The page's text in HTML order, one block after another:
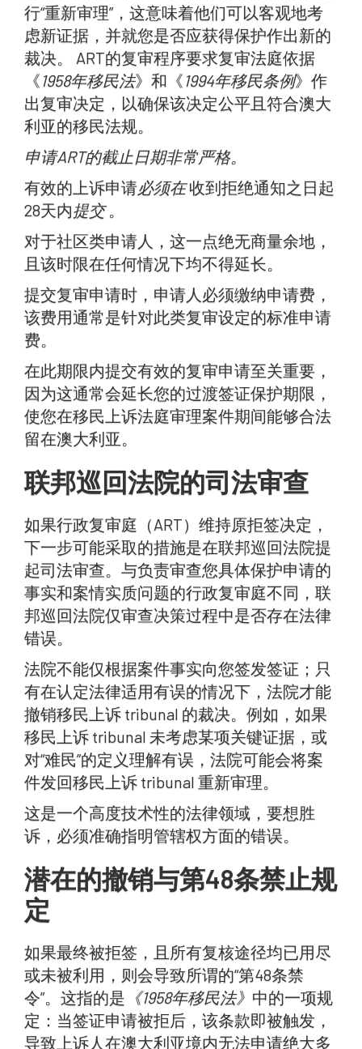
行“重新审理”，这意味着他们可以客观地考
虑新证据，并就您是否应获得保护作出新的
裁决。 ART的复审程序要求复审法庭依据
《 1958年移民法》和《 1994年移民条例》作
出复审决定，以确保该决定公平且符合澳大
利亚的移民法规。
申请ART的截止日期非常严格。
有效的上诉申请必须在收到拒绝通知之日起
28天内提交。
对于社区类申请人，这一点绝无商量余地，
且该时限在任何情况下均不得延长。
提交复审申请时，申请人必须缴纳申请费，
该费用通常是针对此类复审设定的标准申请
费。
在此期限内提交有效的复审申请至关重要，
因为这通常会延长您的过渡签证保护期限，
使您在移民上诉法庭审理案件期间能够合法
留在澳大利亚。
联邦巡回法院的司法审查
如果行政复审庭（ART）维持原拒签决定，
下一步可能采取的措施是在联邦巡回法院提
起司法审查。与负责审查您具体保护申请的
事实和案情实质问题的行政复审庭不同，联
邦巡回法院仅审查决策过程中是否存在法律
错误。
法院不能仅根据案件事实向您签发签证；只
有在认定法律适用有误的情况下，法院才能
撤销移民上诉 tribunal 的裁决。例如，如果
移民上诉 tribunal 未考虑某项关键证据，或
对“难民”的定义理解有误，法院可能会将案
件发回移民上诉 tribunal 重新审理。
这是一个高度技术性的法律领域，要想胜
诉，必须准确指明管辖权方面的错误。
潜在的撤销与第48条禁止规
定
如果最终被拒签，且所有复核途径均已用尽
或未被利用，则会导致所谓的“第48条禁
令”。这指的是 《1958年移民法》 中的一项规
定：当签证申请被拒后，该条款即被触发，
导致上诉人在澳大利亚境内无法申请绝大多